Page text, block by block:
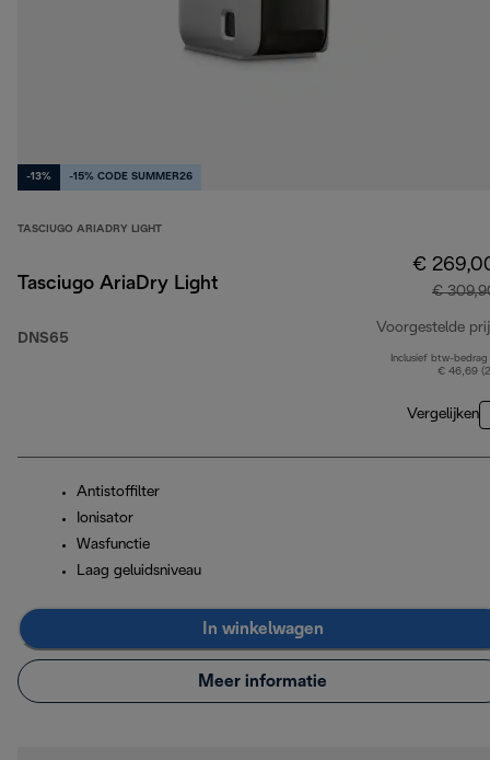
-13% -15% CODE SUMMER26
TASCIUGO ARIADRY LIGHT
Tasciugo AriaDry Light
DNS65
€
€
Voorgestelde
Inclusief btw-bedrag
€ 46,69
Vergelijken
Antistoffilter
Ionisator
Wasfunctie
Laag geluidsniveau
In winkelwagen
Meer informatie